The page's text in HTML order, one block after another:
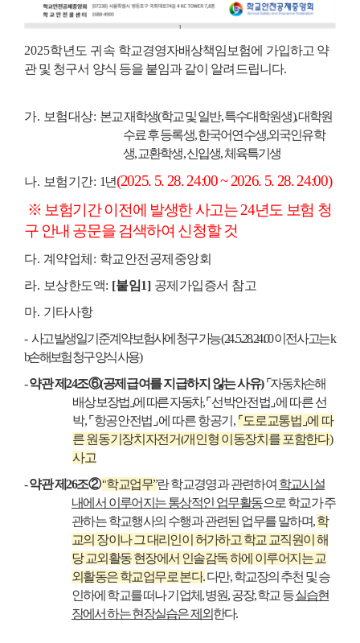
2025학년도 귀속 학교경영자배상책임보험에 가입하고 약
관 및 청구서 양식 등을 붙임과 같이 알려드립니다.
가. 보험대상: 본교 재학생(학교 및 일반,특수대학원생),대학원
수료 후 등록생,한국어연수생,외국인유학
생,교환학생,신입생,체육특기생
나. 보험기간: 1년(2025. 5. 28. 24:00 ~ 2026. 5. 28. 24:00)
※ 보험기간 이전에 발생한 사고는 24년도 보험 청
구 안내 공문을 검색하여 신청할 것
다. 계약업체 : 학교안전공제중앙회
라. 보상한도액: [붙임1] 공제가입증서 참고
마. 기타사항
- 사고 발생일 기준 계약 보험사에 청구 가능(24 . 5. 28. 24 :00이전 사고는k
b손해보험 청구 양식 사용)
-약관 제24조⑥(공제급여를 지급하지 않는 사유)⌜자동차손해
배상 보장법⌟에 따른 자동차,⌜선박안전법 ⌟에 따른 선
박,⌜항공안전법 ⌟에 따른 항공기 , ⌜도로교통법 ⌟에 따
른 원동기장치자전거(개인형 이동장치를 포함한다)
사고
-약관 제26조②“학교업무”란 학교경영과 관련하여 학교시설
내에서 이루어지는 통상적인 업무활동으로 학교가 주
관하는 학교행사의 수행과 관련된 업무를 말하며,학
교의 장이나 그 대리인이 허가하고 학교 교직원이 해
당 교외활동 현장에서 인솔감독 하에 이루어지는 교
외활동은 학교업무로 본다. 다만,학교장의 추천 및 승
인하에 학교를 떠나 기업체 ,병원,공장,학교 등실습현
장에서 하는 현장실습은 제외한다.